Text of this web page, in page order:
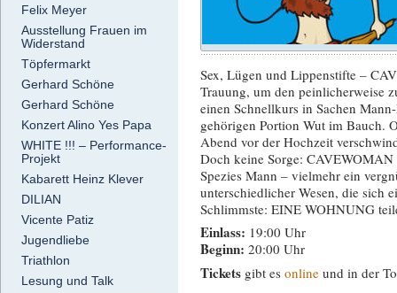
Felix Meyer
Ausstellung Frauen im
Widerstand
Töpfermarkt
Gerhard Schöne
Gerhard Schöne
Konzert Alino Yes Papa
WHITE !!! – Performance-
Projekt
Kabarett Heinz Klever
DILIAN
Vicente Patiz
Jugendliebe
Triathlon
Lesung und Talk
Sex, Lügen und Lippenstifte –
Trauung, um den peinlicherweise
einen Schnellkurs in Sachen
gehörigen Portion Wut im Bauch.
Abend vor der Hochzeit
Doch keine Sorge:
Spezies Mann – vielmehr ein
unterschiedlicher Wesen, die sich
Schlimmste: EINE WOHNUNG
Einlass: 19:00 Uhr
Beginn: 20:00 Uhr
Tickets gibt es online und in der